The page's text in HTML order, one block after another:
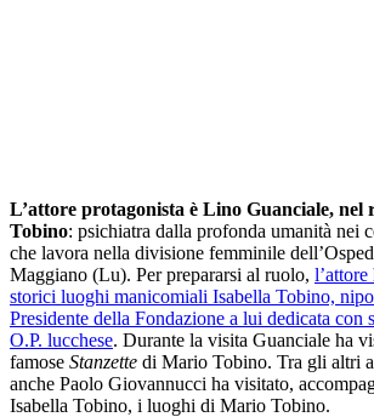
L’attore protagonista è Lino Guanciale,
Tobino: psichiatra dalla profonda umanità nei
che lavora nella divisione femminile
Maggiano (Lu). Per prepararsi al ruolo,
storici luoghi manicomiali Isabella Tobino,
Presidente della Fondazione a lui dedicata con
O.P. lucchese. Durante la visita Guanciale ha
famose Stanzette di Mario Tobino. Tra gli altri
anche Paolo Giovannucci ha visitato,
Isabella Tobino, i luoghi di Mario Tobino.